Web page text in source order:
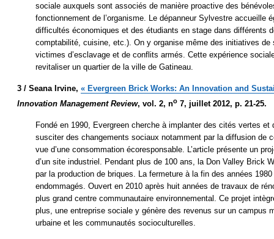
sociale auxquels sont associés de manière proactive des
fonctionnement de l’organisme. Le dépanneur Sylvestre accueille
difficultés économiques et des étudiants en stage dans différents
comptabilité, cuisine, etc.). On y organise même des initiatives de
victimes d’esclavage et de conflits armés. Cette expérience
revitaliser un quartier de la ville de Gatineau.
3 / Seana Irvine, « Evergreen Brick Works: An Innovation and
Innovation Management Review, vol. 2, no 7, juillet 2012, p. 21-25.
Fondé en 1990, Evergreen cherche à implanter des cités vertes
susciter des changements sociaux notamment par la diffusion de
vue d’une consommation écoresponsable. L’article présente un
d’un site industriel. Pendant plus de 100 ans, la Don Valley Brick
par la production de briques. La fermeture à la fin des années
endommagés. Ouvert en 2010 après huit années de travaux de
plus grand centre communautaire environnemental. Ce projet
plus, une entreprise sociale y génère des revenus sur un campus
urbaine et les communautés socioculturelles.